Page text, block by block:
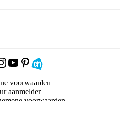
voorwaarden
aanmelden
voorwaarden